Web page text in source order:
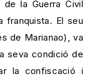
la Guerra Civil
franquista. El seu
de Marianao), va
seva condició de
la confiscació i